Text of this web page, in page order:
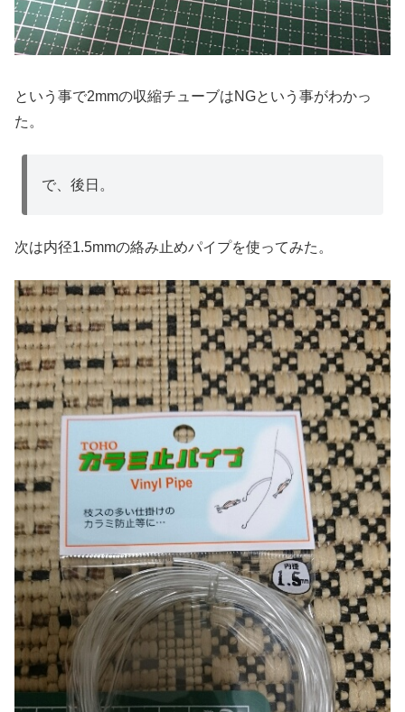
という事で2mmの収縮チューブはNGという事がわかっ
た。
で、後日。
次は内径1.5mmの絡み止めパイプを使ってみた。